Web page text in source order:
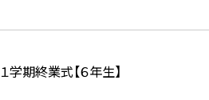
１学期終業式【６年生】